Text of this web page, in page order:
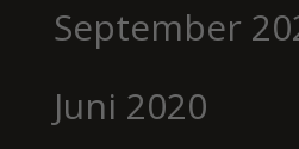
September
Juni 2020